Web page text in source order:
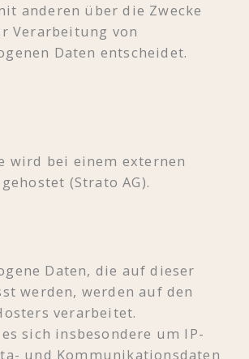
anderen über die Zwecke
Verarbeitung von
Daten entscheidet.
wird bei einem externen
(Strato AG).
Daten, die auf dieser
werden, werden auf den
verarbeitet.
sich insbesondere um IP-
und Kommunikationsdaten